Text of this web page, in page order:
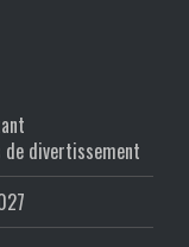
divertissement